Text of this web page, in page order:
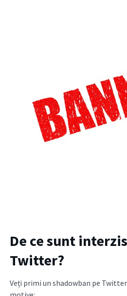
De ce sunt
Twitter?
Veți primi un shadowban pe